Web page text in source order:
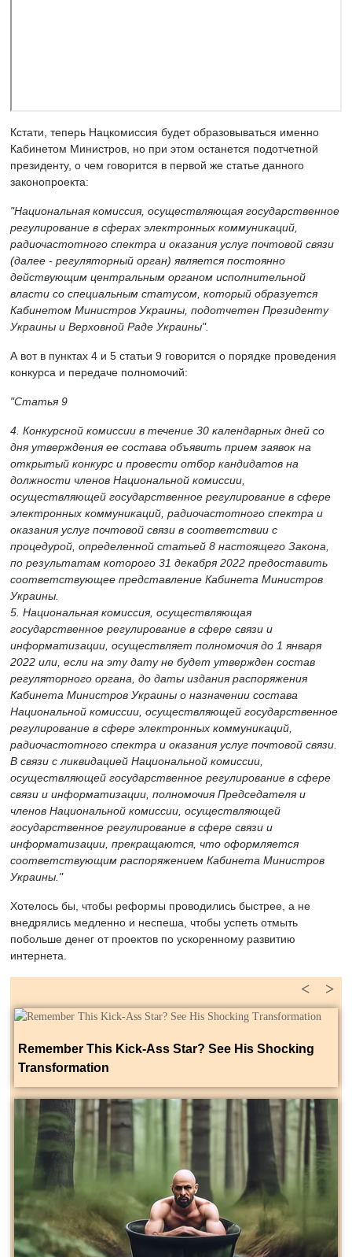
Кстати, теперь Нацкомиссия будет образовываться именно
Кабинетом Министров, но при этом останется подотчетной
президенту, о чем говорится в первой же статье данного
законопроекта:
"Национальная комиссия, осуществляющая государственное
регулирование в сферах электронных коммуникаций,
радиочастотного спектра и оказания услуг почтовой связи
(далее - регуляторный орган) является постоянно
действующим центральным органом исполнительной
власти со специальным статусом, который образуется
Кабинетом Министров Украины, подотчетен Президенту
Украины и Верховной Раде Украины".
А вот в пунктах 4 и 5 статьи 9 говорится о порядке проведения
конкурса и передаче полномочий:
"Статья 9
4. Конкурсной комиссии в течение 30 календарных дней со
дня утверждения ее состава объявить прием заявок на
открытый конкурс и провести отбор кандидатов на
должности членов Национальной комиссии,
осуществляющей государственное регулирование в сфере
электронных коммуникаций, радиочастотного спектра и
оказания услуг почтовой связи в соответствии с
процедурой, определенной статьей 8 настоящего Закона,
по результатам которого 31 декабря 2022 предоставить
соответствующее представление Кабинета Министров
Украины.
5. Национальная комиссия, осуществляющая
государственное регулирование в сфере связи и
информатизации, осуществляет полномочия до 1 января
2022 или, если на эту дату не будет утвержден состав
регуляторного органа, до даты издания распоряжения
Кабинета Министров Украины о назначении состава
Национальной комиссии, осуществляющей государственное
регулирование в сфере электронных коммуникаций,
радиочастотного спектра и оказания услуг почтовой связи.
В связи с ликвидацией Национальной комиссии,
осуществляющей государственное регулирование в сфере
связи и информатизации, полномочия Председателя и
членов Национальной комиссии, осуществляющей
государственное регулирование в сфере связи и
информатизации, прекращаются, что оформляется
соответствующим распоряжением Кабинета Министров
Украины."
Хотелось бы, чтобы реформы проводились быстрее, а не
внедрялись медленно и неспеша, чтобы успеть отмыть
побольше денег от проектов по ускоренному развитию
интернета.
>
<
Remember This Kick-Ass Star? See His Shocking
Transformation